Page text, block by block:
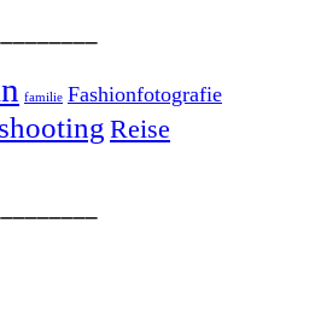
familie Fashionfotografie
Reise